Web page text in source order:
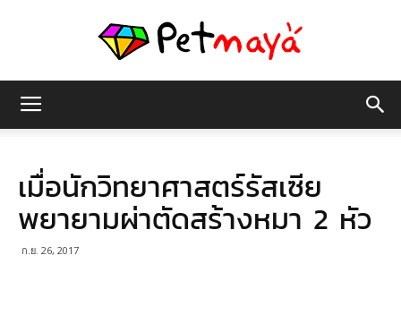
มายา
เมื่อนักวิทยาศาสตร์รัสเซีย
พยายามผ่าตัดสร้างหมา 2 หัว
ก.ย. 26, 2017